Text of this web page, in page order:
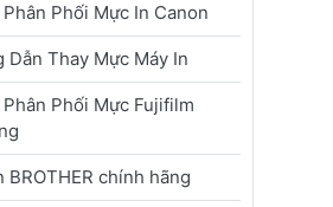
Phối Mực In Canon
Dẫn Thay Mực Máy In
Phối Mực Fujifilm
BROTHER chính hãng